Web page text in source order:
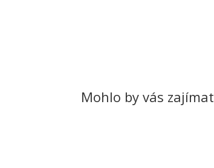
Mohlo by vás zajímat